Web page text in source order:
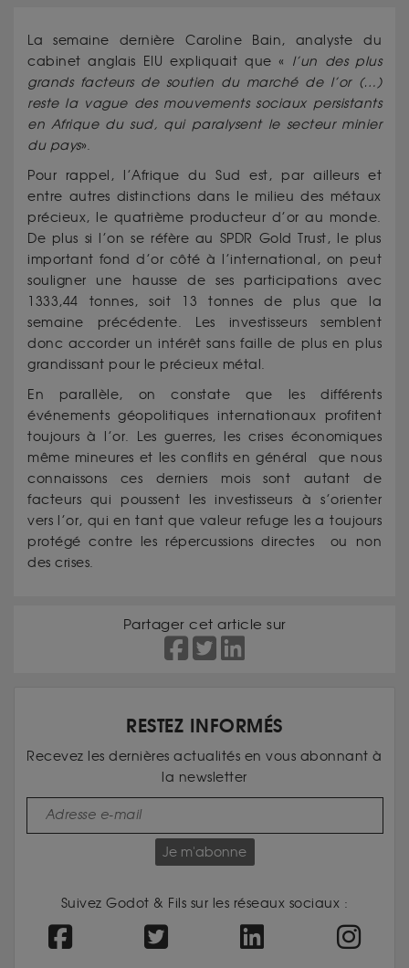
La semaine dernière Caroline Bain, analyste du
cabinet anglais EIU expliquait que « l’un des plus
grands facteurs de soutien du marché de l’or (…)
reste la vague des mouvements sociaux persistants
en Afrique du sud, qui paralysent le secteur minier
du pays».
Pour rappel, l’Afrique du Sud est, par ailleurs et
entre autres distinctions dans le milieu des métaux
précieux, le quatrième producteur d’or au monde.
De plus si l’on se réfère au SPDR Gold Trust, le plus
important fond d’or côté à l’international, on peut
souligner une hausse de ses participations avec
1333,44 tonnes, soit 13 tonnes de plus que la
semaine précédente. Les investisseurs semblent
donc accorder un intérêt sans faille de plus en plus
grandissant pour le précieux métal.
En parallèle, on constate que les différents
événements géopolitiques internationaux profitent
toujours à l’or. Les guerres, les crises économiques
même mineures et les conflits en général que nous
connaissons ces derniers mois sont autant de
facteurs qui poussent les investisseurs à s’orienter
vers l’or, qui en tant que valeur refuge les a toujours
protégé contre les répercussions directes ou non
des crises.
Partager cet article sur
RESTEZ INFORMÉS
Recevez les dernières actualités en vous abonnant à
la newsletter
Je m'abonne
Suivez Godot & Fils sur les réseaux sociaux :